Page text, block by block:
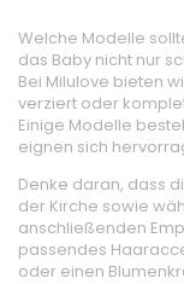
Welche Modelle
das Baby nicht nur
Bei Milulove bieten
verziert oder
Einige Modelle
eignen sich
Denke daran, dass
der Kirche sowie
anschließenden
passendes
oder einen